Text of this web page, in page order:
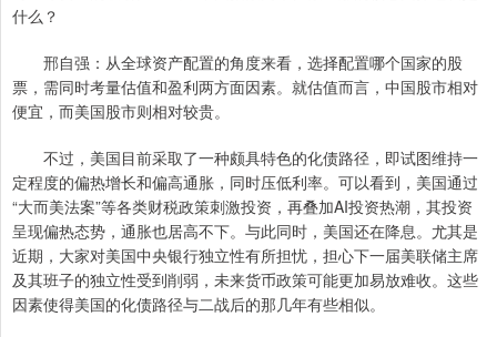
什么？
邢自强：从全球资产配置的角度来看，选择配置哪个国家的股
票，需同时考量估值和盈利两方面因素。就估值而言，中国股市相对
便宜，而美国股市则相对较贵。
不过，美国目前采取了一种颇具特色的化债路径，即试图维持一
定程度的偏热增长和偏高通胀，同时压低利率。可以看到，美国通过
“大而美法案”等各类财税政策刺激投资，再叠加AI投资热潮，其投资
呈现偏热态势，通胀也居高不下。与此同时，美国还在降息。尤其是
近期，大家对美国中央银行独立性有所担忧，担心下一届美联储主席
及其班子的独立性受到削弱，未来货币政策可能更加易放难收。这些
因素使得美国的化债路径与二战后的那几年有些相似。